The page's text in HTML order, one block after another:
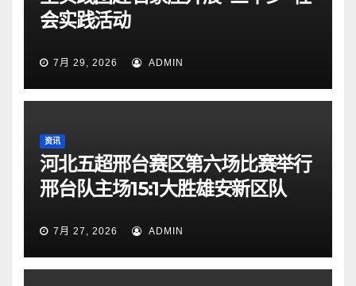
会实践活动
7月 29, 2026 ADMIN
资讯
河北五超邢台赛区第六场比赛举行
邢台队主场15:1大胜雄安新区队
7月 27, 2026 ADMIN